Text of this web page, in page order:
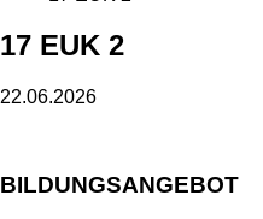
17 EUK 2
22.06.2026
BILDUNGSANGEBOT